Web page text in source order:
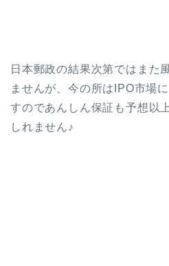
日本郵政の結果次第ではまた
ませんが、今の所はIPO市場
すのであんしん保証も予想以
しれません♪